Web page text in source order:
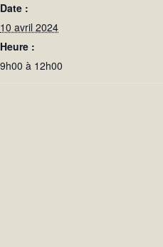
Date :
10 avril 2024
Heure :
9h00 à 12h00